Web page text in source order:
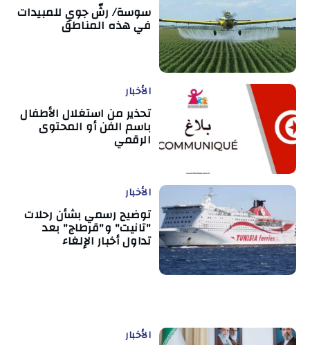
سوسة/ رشّ جوي للمبيدات
في هذه المناطق
الأخبار
تحذير من استغلال الأطفال
باسم الفن أو المحتوى
الرقمي
الأخبار
توضيح رسمي بشأن رحلات
"تانيت" و"قرطاج" بعد
تداول أخبار الإلغاء
الأخبار